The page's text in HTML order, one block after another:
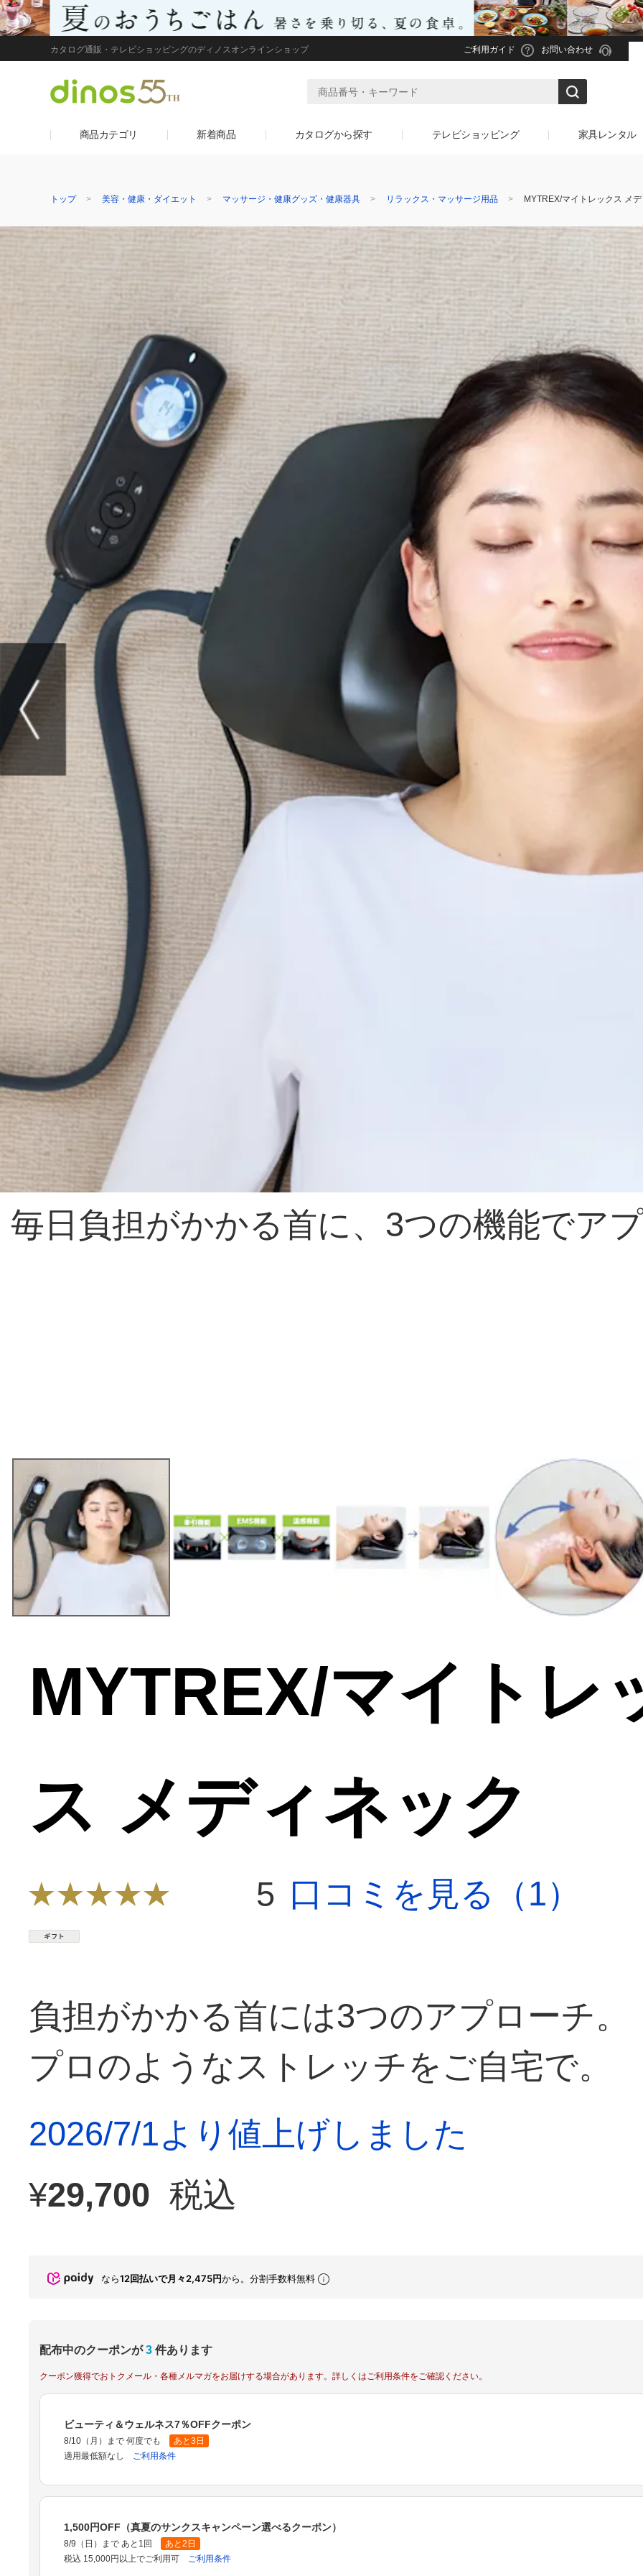
カタログ通販・テレビショッピングのディノスオンラインショップ ご利用ガイド お問い合わせ
商品カテゴリ 新着商品 カタログから探す テレビショッピング 家具レンタル
トップ 美容・健康・ダイエット マッサージ・健康グッズ・健康器具 リラックス・マッサージ用品 MYTREX/マイトレックス メ
毎日負担がかかる首に、3つの機能でア
MYTREX/マイトレ
ス メディネック
5 口コミを見る（1）
負担がかかる首には3つのアプローチ。
プロのようなストレッチをご自宅で。
2026/7/1より値上げしました
¥29,700 税込
なら12回払いで月々2,475円から。分割手数料無料
配布中のクーポンが 3 件あります
クーポン獲得でおトクメール・各種メルマガをお届けする場合があります。詳しくはご利用条件をご確認ください。
ビューティ＆ウェルネス7％OFFクーポン
8/10（月）まで 何度でも
あと3日
適用最低額なし
ご利用条件
1,500円OFF（真夏のサンクスキャンペーン選べるクーポン）
8/9（日）まで あと1回
あと2日
税込 15,000円以上でご利用可
ご利用条件